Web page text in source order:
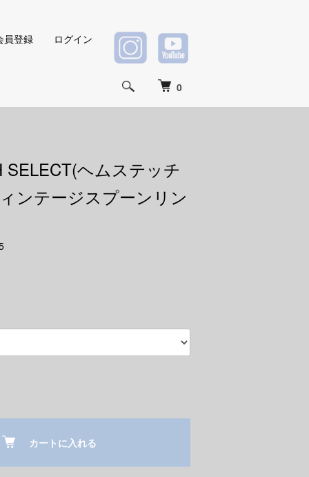
0
員登録 ログイン
SELECT(ヘムステッチ
ンテージスプーンリン
カートに入れる